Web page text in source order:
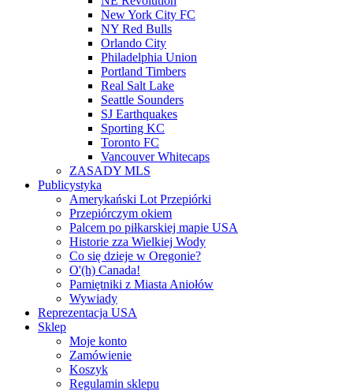
New York City FC
NY Red Bulls
Orlando City
Philadelphia Union
Portland Timbers
Real Salt Lake
Seattle Sounders
SJ Earthquakes
Sporting KC
Toronto FC
Vancouver Whitecaps
ZASADY MLS
Publicystyka
Amerykański Lot Przepiórki
Przepiórczym okiem
Palcem po piłkarskiej mapie USA
Historie zza Wielkiej Wody
Co się dzieje w Oregonie?
O'(h) Canada!
Pamiętniki z Miasta Aniołów
Wywiady
Reprezentacja USA
Sklep
Moje konto
Zamówienie
Koszyk
Regulamin sklepu